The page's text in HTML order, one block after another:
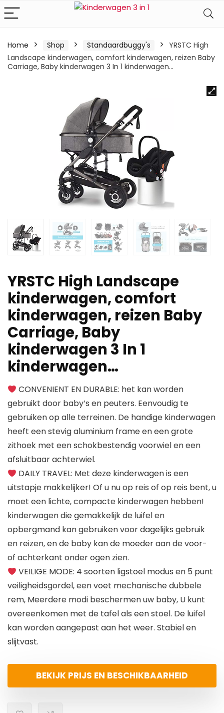
Home Shop Standaardbuggy's
YRSTC High
Landscape kinderwagen, comfort kinderwagen, reizen Baby
Carriage, Baby kinderwagen 3 In 1 kinderwagen…
YRSTC High Landscape
kinderwagen, comfort
kinderwagen, reizen Baby
Carriage, Baby
kinderwagen 3 In 1
kinderwagen…
CONVENIENT EN DURABLE: het kan worden
gebruikt door baby’s en peuters. Eenvoudig te
gebruiken op alle terreinen. De handige kinderwagen
heeft een stevig aluminium frame en een grote
zithoek met een schokbestendig voorwiel en een
afsluitbaar achterwiel.
DAILY TRAVEL: Met deze kinderwagen is een
uitstapje makkelijker! Of u nu op reis of op reis bent, u
moet een lichte, compacte kinderwagen hebben!
kinderwagen die gemakkelijk de luifel en
opbergmand kan gebruiken voor dagelijks gebruik
en reizen, en de baby kan de moeder aan de voor-
of achterkant onder ogen zien.
VEILIGE MODE: 4 soorten ligstoel modus en 5 punt
veiligheidsgordel, een voet mechanische dubbele
rem, Meerdere modi beschermen uw baby, U kunt
overeenkomen met de tafel als een stoel. De luifel
kan worden aangepast aan het weer. Stabiel en
slijtvast.
BEKIJK PRIJS EN BESCHIKBAARHEID